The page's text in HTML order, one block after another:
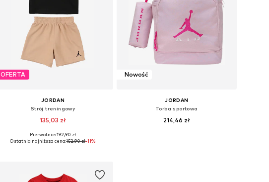
OFERTA
JORDAN
Strój treningowy
135,03 zł
Dostępne rozmiary: 92-98, 116-122
Pierwotnie: 192,90 zł
Ostatnia najniższa cena:152,90 zł-11%
Nowość
JORDAN
Torba sportowa
214,46 zł